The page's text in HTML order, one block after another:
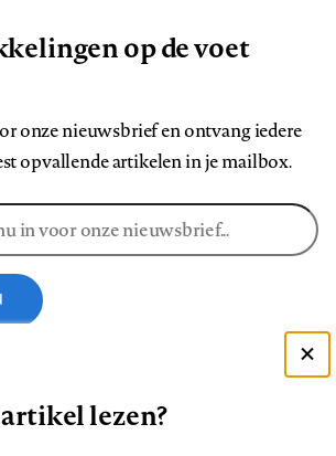
op de voet
onze nieuwsbrief en ontvang iedere
opvallende artikelen in je mailbox.
lezen?